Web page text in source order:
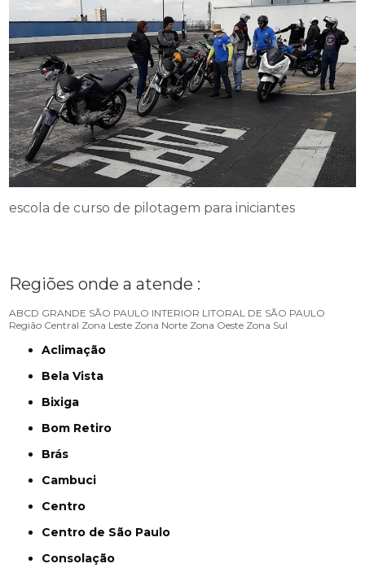
escola de curso de pilotagem para iniciantes
Regiões onde a atende :
ABCD GRANDE SÃO PAULO INTERIOR LITORAL DE SÃO PAULO
Região Central Zona Leste Zona Norte Zona Oeste Zona Sul
Aclimação
Bela Vista
Bixiga
Bom Retiro
Brás
Cambuci
Centro
Centro de São Paulo
Consolação